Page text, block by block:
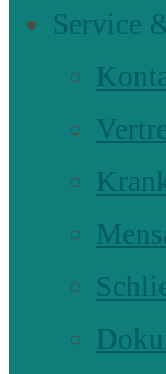
Service